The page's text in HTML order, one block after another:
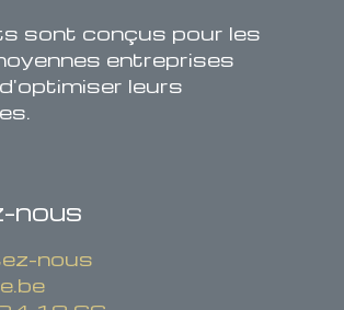
sont conçus pour les
entreprises
leurs
nous
nous